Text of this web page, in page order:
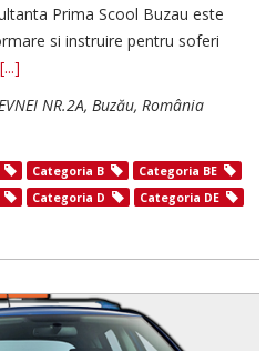
Prima Scool Buzau este
si instruire pentru soferi
[...]
NR.2A, Buzău, România
Categoria B
Categoria BE
Categoria D Categoria DE